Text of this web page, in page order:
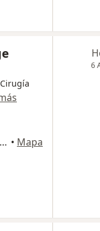
Dg. 55 #37-41 Quinto piso, oficina 551, Bello • Mapa
6